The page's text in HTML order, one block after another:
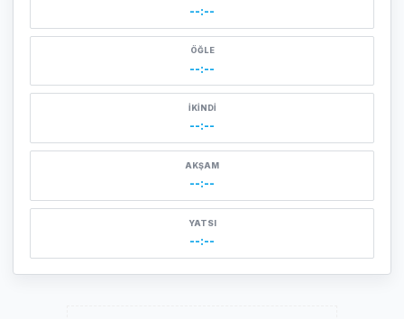
--:--
ÖĞLE
--:--
İKINDI
--:--
AKŞAM
--:--
YATSI
--:--